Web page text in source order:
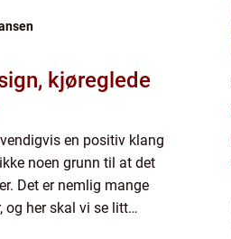
en positiv klang
noen grunn til at det
Det er nemlig mange
og her skal vi se litt